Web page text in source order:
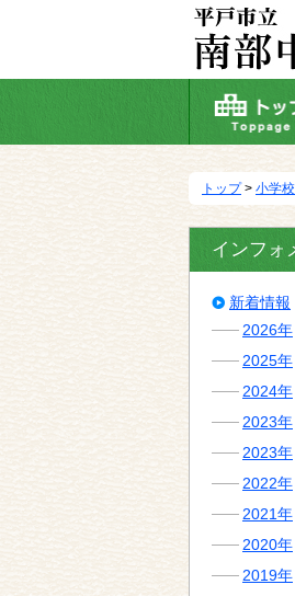
動
トップ> 小学
インフォ
新着情報
2026年
2025年
2024年
2023年
2023年
2022年
2021年
2020年
2019年